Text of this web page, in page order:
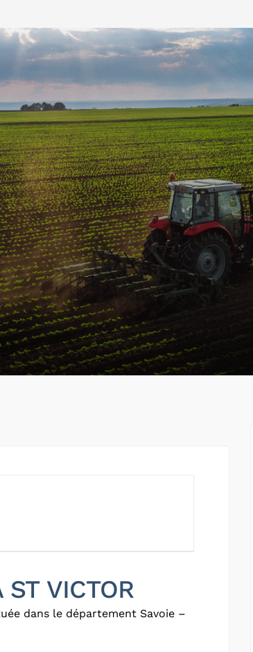
VICTOR
dans le département Savoie –